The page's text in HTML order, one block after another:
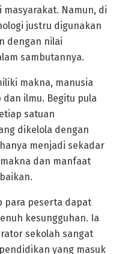
Namun, di
justru digunakan
dengan nilai
sambutannya.
makna, manusia
ilmu. Begitu pula
satuan
dikelola dengan
menjadi sekadar
dan manfaat
para peserta dapat
kesungguhan. Ia
sekolah sangat
yang masuk